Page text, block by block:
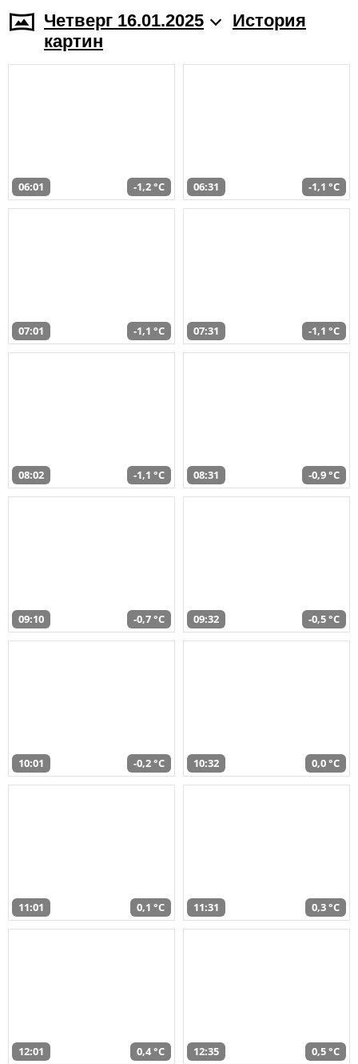
Четверг 16.01.2025
История
картин
06:01 -1,2 °C 06:31 -1,1 °C
07:01 -1,1 °C 07:31 -1,1 °C
08:02 -1,1 °C 08:31 -0,9 °C
09:10 -0,7 °C 09:32 -0,5 °C
10:01 -0,2 °C 10:32 0,0 °C
11:01 0,1 °C 11:31 0,3 °C
12:01 0,4 °C 12:35 0,5 °C